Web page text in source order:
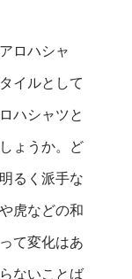
ロハシャ
イルとして
ハシャツと
ょうか。ど
るく派手な
虎などの和
て変化はあ
ないことば